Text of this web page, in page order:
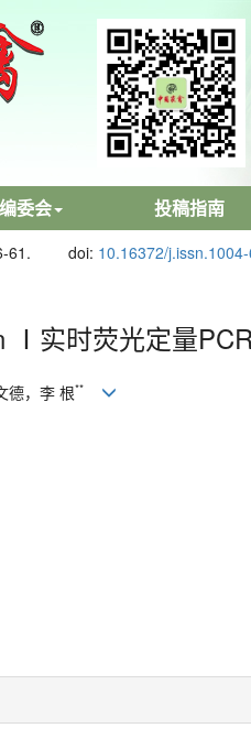
编委会 投稿指南
61. doi: 10.16372/
Ⅰ实时荧光定量
德，李 根**